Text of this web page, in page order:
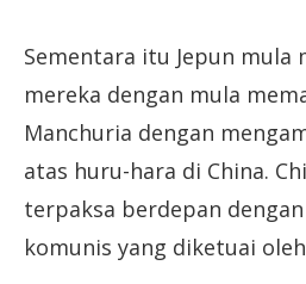
Sementara itu Jepun mula
mereka dengan mula
Manchuria dengan
atas huru-hara di China.
terpaksa berdepan
komunis yang diketuai